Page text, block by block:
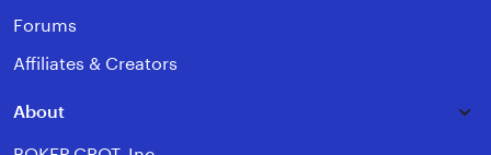
Forums
Affiliates & Creators
About